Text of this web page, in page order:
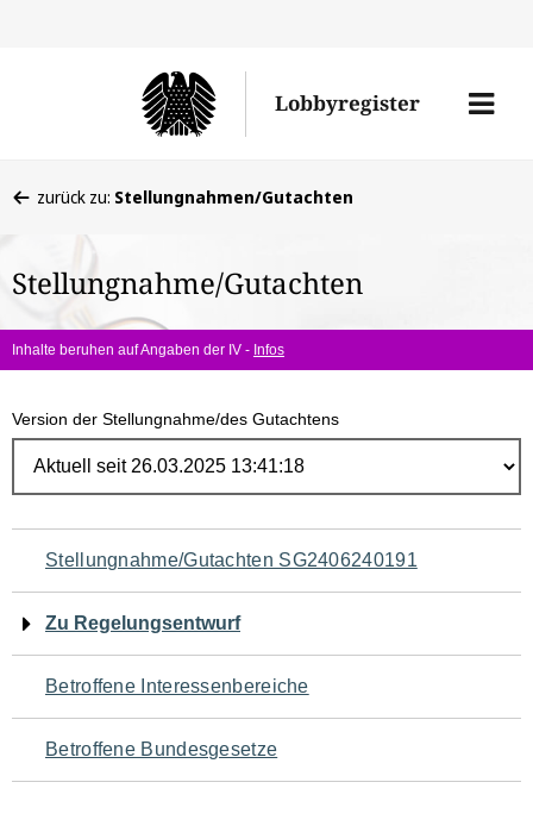
Lobbyregister
Menü
befinden
hier:
zurück zu: Stellungnahmen/Gutachten
Stellungnahme/Gutachten
Inhalte beruhen auf Angaben der IV - Infos
Version der Stellungnahme/des Gutachtens
Navigation
für
den
Seiteninhalt
Stellungnahme/Gutachten SG2406240191
Zu Regelungsentwurf
Betroffene Interessenbereiche
Betroffene Bundesgesetze